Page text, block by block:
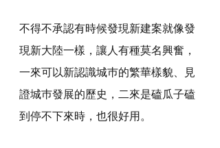
不得不承認有時候發現新建案就像發
現新大陸一樣，讓人有種莫名興奮，
一來可以新認識城巿的繁華樣貌、見
證城巿發展的歷史，二來是磕瓜子磕
到停不下來時，也很好用。